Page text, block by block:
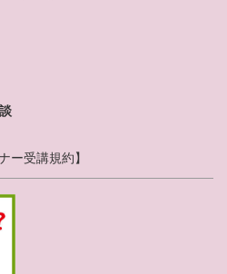
ー受講規約】